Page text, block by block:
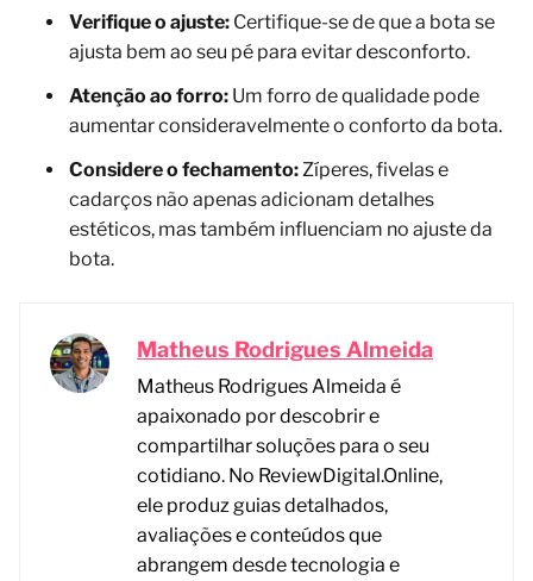
Verifique o ajuste: Certifique-se de que a bota se
ajusta bem ao seu pé para evitar desconforto.
Atenção ao forro: Um forro de qualidade pode
aumentar consideravelmente o conforto da bota.
Considere o fechamento: Zíperes, fivelas e
cadarços não apenas adicionam detalhes
estéticos, mas também influenciam no ajuste da
bota.
Matheus Rodrigues Almeida
Matheus Rodrigues Almeida é
apaixonado por descobrir e
compartilhar soluções para o seu
cotidiano. No ReviewDigital.Online,
ele produz guias detalhados,
avaliações e conteúdos que
abrangem desde tecnologia e